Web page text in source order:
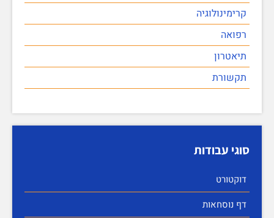
קרימינולוגיה
רפואה
תיאטרון
תקשורת
סוגי עבודות
דוקטורט
דף נוסחאות